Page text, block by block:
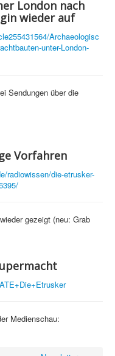
London nach
wieder auf
Archaeologisc
unter-London-
Sendungen über die
Vorfahren
radiowissen/die-etrusker-
gezeigt (neu: Grab
Medienschau: